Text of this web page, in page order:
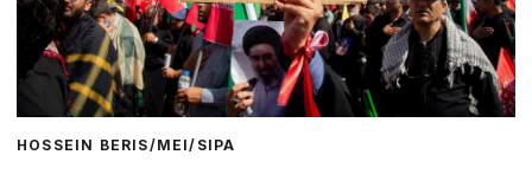
HOSSEIN BERIS/MEI/SIPA